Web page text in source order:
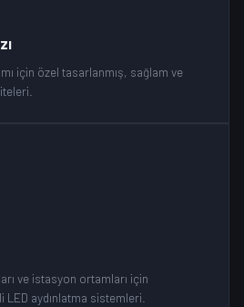
için özel tasarlanmış, sağlam ve
ve istasyon ortamları için
aydınlatma sistemleri.